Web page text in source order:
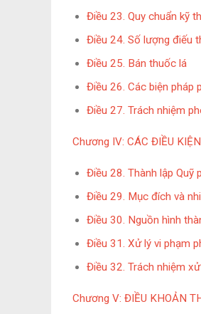
Điều 23. Quy chuẩn kỹ
Điều 24. Số lượng điếu
Điều 25. Bán thuốc lá
Điều 26. Các biện pháp
Điều 27. Trách nhiệm
Chương IV​​​​​​​: CÁC ĐIỀU
Điều 28. Thành lập Quỹ
Điều 29. Mục đích và
Điều 30. Nguồn hình
Điều 31. Xử lý vi phạm
Điều 32. Trách nhiệm
Chương V​​​​​​​: ĐIỀU KHOẢN